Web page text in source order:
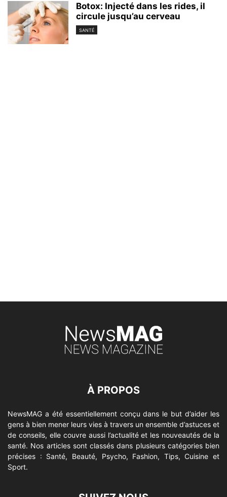
Botox: Injecté dans les rides, il
circule jusqu’au cerveau
SANTÉ
À PROPOS
NewsMAG a été essentiellement conçu dans le but d’aider les
gens à bien mener leurs vies à travers un ensemble d’astuces et
de conseils, elle couvre aussi l’actualité et les nouveautés de la
santé. Nos articles sont classés dans plusieurs catégories bien
précises : Santé, Beauté, Psycho, Fashion, Tips, Cuisine et
Sport.